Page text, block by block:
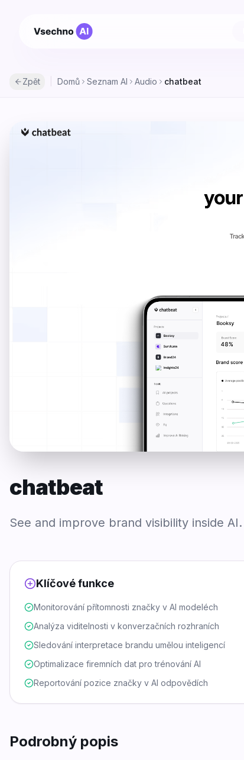
Zpět Domů Seznam AI Audio chatbeat
chatbeat
See and improve brand visibility inside AI.
Klíčové funkce
Monitorování přítomnosti značky v AI modeléch
Analýza viditelnosti v konverzačních rozhraních
Sledování interpretace brandu umělou inteligencí
Optimalizace firemních dat pro trénování AI
Reportování pozice značky v AI odpovědích
Podrobný popis